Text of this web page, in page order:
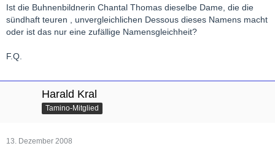
Ist die Buhnenbildnerin Chantal Thomas dieselbe Dame, die die
sündhaft teuren , unvergleichlichen Dessous dieses Namens macht
oder ist das nur eine zufällige Namensgleichheit?
F.Q.
Harald Kral
Tamino-Mitglied
13. Dezember 2008